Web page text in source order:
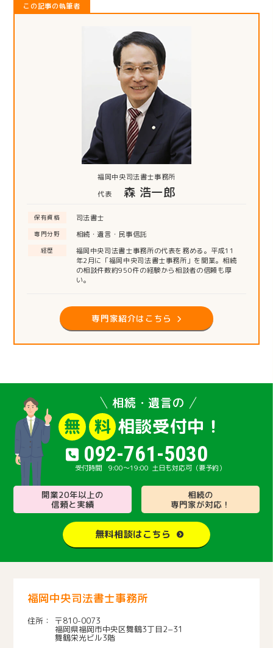
この記事の執筆者
福岡中央司法書士事務所
代表
森 浩一郎
保有資格 司法書士
専門分野 相続・遺言・民事信託
経歴
福岡中央司法書士事務所の代表を務める。平成11
年2月に「福岡中央司法書士事務所」を開業。相続
の相談件数約950件の経験から相談者の信頼も厚
い。
専門家紹介はこちら
相続・遺言の
無 料 相談受付中！
092-761-5030
9:00～19:00 土日も対応可（要予約）
開業20年以上の
信頼と実績
相続の
専門家が対応！
無料相談はこちら
福岡中央司法書士事務所
〒810-0073
福岡県福岡市中央区舞鶴3丁目2−31
舞鶴栄光ビル3階